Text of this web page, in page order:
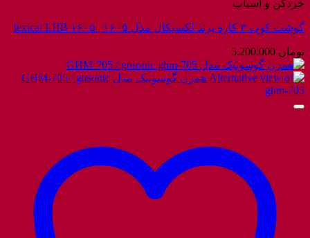
خردکن و آسیاب
گوشت کوب ۳ کاره برند لکسیکال مدل ۱۶۰۵ | lexical LHB ۱۶۰۵
تومان